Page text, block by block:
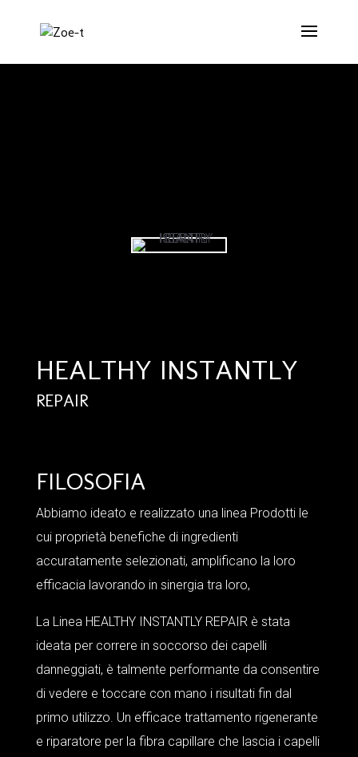
HEALTHY INSTANTLY
REPAIR
FILOSOFIA
Abbiamo ideato e realizzato una linea Prodotti le
cui proprietà benefiche di ingredienti
accuratamente selezionati, amplificano la loro
efficacia lavorando in sinergia tra loro,
La Linea HEALTHY INSTANTLY REPAIR è stata
ideata per correre in soccorso dei capelli
danneggiati, è talmente performante da consentire
di vedere e toccare con mano i risultati fin dal
primo utilizzo. Un efficace trattamento rigenerante
e riparatore per la fibra capillare che lascia i capelli